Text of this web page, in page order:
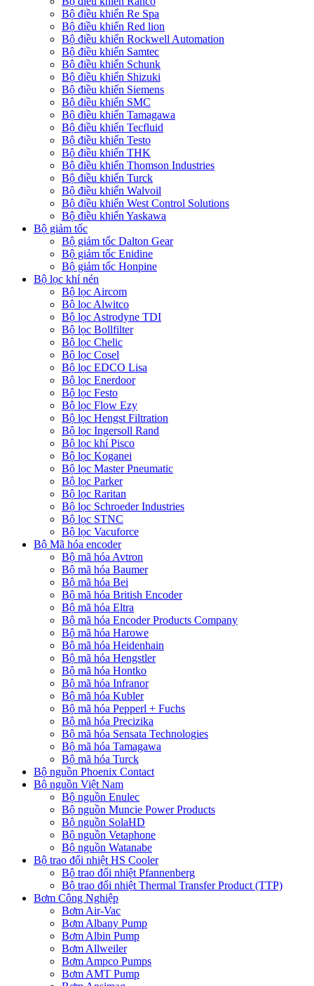
Bộ điều khiển Re Spa
Bộ điều khiển Red lion
Bộ điều khiển Rockwell Automation
Bộ điều khiển Samtec
Bộ điều khiển Schunk
Bộ điều khiển Shizuki
Bộ điều khiển Siemens
Bộ điều khiển SMC
Bộ điều khiển Tamagawa
Bộ điều khiển Tecfluid
Bộ điều khiển Testo
Bộ điều khiển THK
Bộ điều khiển Thomson Industries
Bộ điều khiển Turck
Bộ điều khiển Walvoil
Bộ điều khiển West Control Solutions
Bộ điều khiển Yaskawa
Bộ giảm tốc
Bộ giảm tốc Dalton Gear
Bộ giảm tốc Enidine
Bộ giảm tốc Honpine
Bộ lọc khí nén
Bộ lọc Aircom
Bộ lọc Alwitco
Bộ lọc Astrodyne TDI
Bộ lọc Bollfilter
Bộ lọc Chelic
Bộ lọc Cosel
Bộ lọc EDCO Lisa
Bộ lọc Enerdoor
Bộ lọc Festo
Bộ lọc Flow Ezy
Bộ lọc Hengst Filtration
Bộ lọc Ingersoll Rand
Bộ lọc khí Pisco
Bộ lọc Koganei
Bộ lọc Master Pneumatic
Bộ lọc Parker
Bộ lọc Raritan
Bộ lọc Schroeder Industries
Bộ lọc STNC
Bộ lọc Vacuforce
Bộ Mã hóa encoder
Bộ mã hóa Avtron
Bộ mã hóa Baumer
Bộ mã hóa Bei
Bộ mã hóa British Encoder
Bộ mã hóa Eltra
Bộ mã hóa Encoder Products Company
Bộ mã hóa Harowe
Bộ mã hóa Heidenhain
Bộ mã hóa Hengstler
Bộ mã hóa Hontko
Bộ mã hóa Infranor
Bộ mã hóa Kubler
Bộ mã hóa Pepperl + Fuchs
Bộ mã hóa Precizika
Bộ mã hóa Sensata Technologies
Bộ mã hóa Tamagawa
Bộ mã hóa Turck
Bộ nguồn Phoenix Contact
Bộ nguồn Việt Nam
Bộ nguồn Enulec
Bộ nguồn Muncie Power Products
Bộ nguồn SolaHD
Bộ nguồn Vetaphone
Bộ nguồn Watanabe
Bộ trao đổi nhiệt HS Cooler
Bộ trao đổi nhiệt Pfannenberg
Bộ trao đổi nhiệt Thermal Transfer Product (TTP)
Bơm Công Nghiệp
Bơm Air-Vac
Bơm Albany Pump
Bơm Albin Pump
Bơm Allweiler
Bơm Ampco Pumps
Bơm AMT Pump